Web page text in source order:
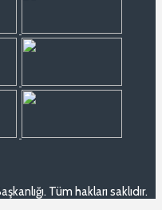
Tüm hakları saklıdır.